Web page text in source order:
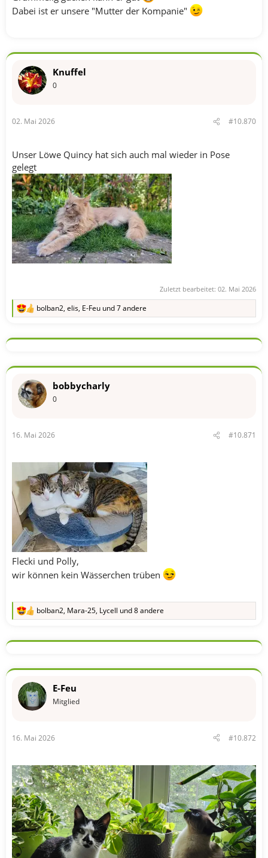
Dabei ist er unsere "Mutter der Kompanie"
Knuffel
0
02. Mai 2026 #10.870
Unser Löwe Quincy hat sich auch mal wieder in Pose
gelegt
Zuletzt bearbeitet: 02. Mai 2026
R
k
o
e
n
bolban2, elis, E-Feu und 7 andere
bobbycharly
0
16. Mai 2026 #10.871
Flecki und Polly,
wir können kein Wässerchen trüben
R
k
o
e
n
bolban2, Mara-25, Lycell und 8 andere
E-Feu
Mitglied
16. Mai 2026 #10.872